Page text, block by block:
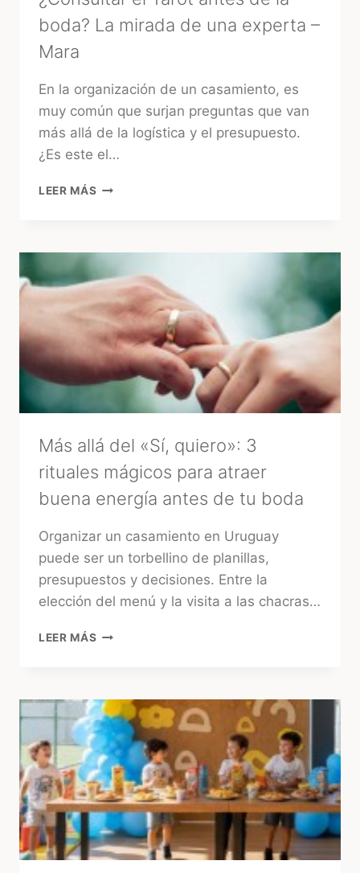
boda? La mirada de una experta –
Mara
En la organización de un casamiento, es
muy común que surjan preguntas que van
más allá de la logística y el presupuesto.
¿Es este el…
LEER MÁS ¿CONSULTAR
DE
BODA?
LA
MIRADA
DE
UNA
EXPERTA
–
Más allá del «Sí, quiero»: 3
rituales mágicos para atraer
buena energía antes de tu boda
Organizar un casamiento en Uruguay
puede ser un torbellino de planillas,
presupuestos y decisiones. Entre la
elección del menú y la visita a las chacras…
LEER MÁS MÁS
QUIERO»:
3
RITUALES
MÁGICOS
PARA
ATRAER
BUENA
ENERGÍA
ANTES
DE